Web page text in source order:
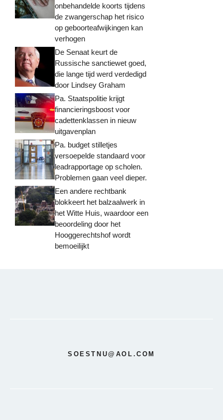
onbehandelde koorts tijdens
de zwangerschap het risico
op geboorteafwijkingen kan
verhogen
De Senaat keurt de
Russische sanctiewet goed,
die lange tijd werd verdedigd
door Lindsey Graham
Pa. Staatspolitie krijgt
financieringsboost voor
cadettenklassen in nieuw
uitgavenplan
Pa. budget stilletjes
versoepelde standaard voor
leadrapportage op scholen.
Problemen gaan veel dieper.
Een andere rechtbank
blokkeert het balzaalwerk in
het Witte Huis, waardoor een
beoordeling door het
Hooggerechtshof wordt
bemoeilijkt
SOESTNU@AOL.COM